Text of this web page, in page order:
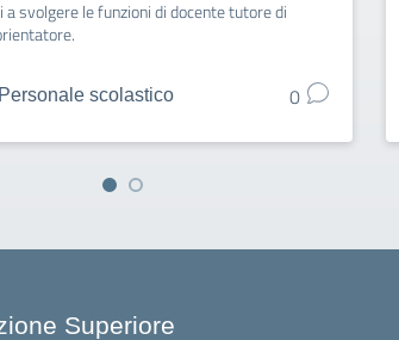
a svolgere le funzioni di docente tutore di
Personale scolastico 0
Superiore